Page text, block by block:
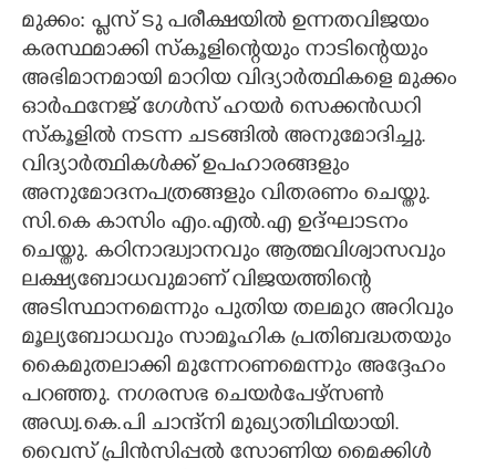
LITERATURE
ZOOM
CONTACT US
മുക്കം: പ്ലസ് ടു പരീക്ഷയിൽ ഉന്നതവിജയം
കരസ്ഥമാക്കി സ്കൂളിന്റെയും നാടിന്റെയും
അഭിമാനമായി മാറിയ വിദ്യാർത്ഥികളെ മുക്കം
ഓർഫനേജ് ഗേൾസ് ഹയർ സെക്കൻഡറി
സ്കൂളിൽ നടന്ന ചടങ്ങിൽ അനുമോദിച്ചു.
വിദ്യാർത്ഥികൾക്ക് ഉപഹാരങ്ങളും
അനുമോദനപത്രങ്ങളും വിതരണം ചെയ്തു.
സി.കെ കാസിം എം.എൽ.എ ഉദ്ഘാടനം
ചെയ്തു. കഠിനാദ്ധ്വാനവും ആത്മവിശ്വാസവും
ലക്ഷ്യബോധവുമാണ് വിജയത്തിന്റെ
അടിസ്ഥാനമെന്നും പുതിയ തലമുറ അറിവും
മൂല്യബോധവും സാമൂഹിക പ്രതിബദ്ധതയും
കൈമുതലാക്കി മുന്നേറണമെന്നും അദ്ദേഹം
പറഞ്ഞു. നഗരസഭ ചെയർപേഴ്സൺ
അഡ്വ.കെ.പി ചാന്ദ്നി മുഖ്യാതിഥിയായി.
വൈസ് പ്രിൻസിപ്പൽ സോണിയ മൈക്കിൾ